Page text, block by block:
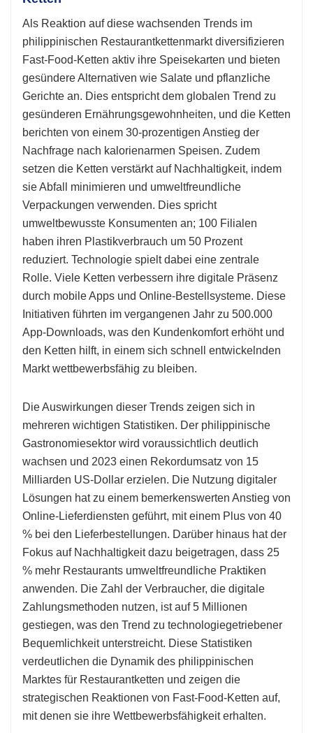
Als Reaktion auf diese wachsenden Trends im
philippinischen Restaurantkettenmarkt diversifizieren
Fast-Food-Ketten aktiv ihre Speisekarten und bieten
gesündere Alternativen wie Salate und pflanzliche
Gerichte an. Dies entspricht dem globalen Trend zu
gesünderen Ernährungsgewohnheiten, und die Ketten
berichten von einem 30-prozentigen Anstieg der
Nachfrage nach kalorienarmen Speisen. Zudem
setzen die Ketten verstärkt auf Nachhaltigkeit, indem
sie Abfall minimieren und umweltfreundliche
Verpackungen verwenden. Dies spricht
umweltbewusste Konsumenten an; 100 Filialen
haben ihren Plastikverbrauch um 50 Prozent
reduziert. Technologie spielt dabei eine zentrale
Rolle. Viele Ketten verbessern ihre digitale Präsenz
durch mobile Apps und Online-Bestellsysteme. Diese
Initiativen führten im vergangenen Jahr zu 500.000
App-Downloads, was den Kundenkomfort erhöht und
den Ketten hilft, in einem sich schnell entwickelnden
Markt wettbewerbsfähig zu bleiben.
Die Auswirkungen dieser Trends zeigen sich in
mehreren wichtigen Statistiken. Der philippinische
Gastronomiesektor wird voraussichtlich deutlich
wachsen und 2023 einen Rekordumsatz von 15
Milliarden US-Dollar erzielen. Die Nutzung digitaler
Lösungen hat zu einem bemerkenswerten Anstieg von
Online-Lieferdiensten geführt, mit einem Plus von 40
% bei den Lieferbestellungen. Darüber hinaus hat der
Fokus auf Nachhaltigkeit dazu beigetragen, dass 25
% mehr Restaurants umweltfreundliche Praktiken
anwenden. Die Zahl der Verbraucher, die digitale
Zahlungsmethoden nutzen, ist auf 5 Millionen
gestiegen, was den Trend zu technologiegetriebener
Bequemlichkeit unterstreicht. Diese Statistiken
verdeutlichen die Dynamik des philippinischen
Marktes für Restaurantketten und zeigen die
strategischen Reaktionen von Fast-Food-Ketten auf,
mit denen sie ihre Wettbewerbsfähigkeit erhalten.